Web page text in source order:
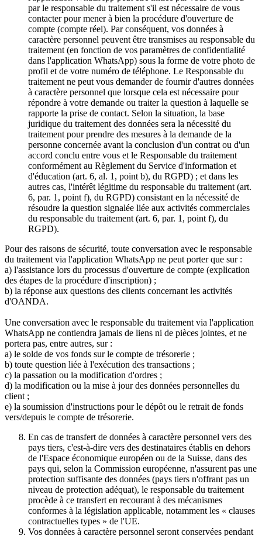
par le responsable du traitement s'il est nécessaire de vous
contacter pour mener à bien la procédure d'ouverture de
compte (compte réel). Par conséquent, vos données à
caractère personnel peuvent être transmises au responsable du
traitement (en fonction de vos paramètres de confidentialité
dans l'application WhatsApp) sous la forme de votre photo de
profil et de votre numéro de téléphone. Le Responsable du
traitement ne peut vous demander de fournir d'autres données
à caractère personnel que lorsque cela est nécessaire pour
répondre à votre demande ou traiter la question à laquelle se
rapporte la prise de contact. Selon la situation, la base
juridique du traitement des données sera la nécessité du
traitement pour prendre des mesures à la demande de la
personne concernée avant la conclusion d'un contrat ou d'un
accord conclu entre vous et le Responsable du traitement
conformément au Règlement du Service d'information et
d'éducation (art. 6, al. 1, point b), du RGPD) ; et dans les
autres cas, l'intérêt légitime du responsable du traitement (art.
6, par. 1, point f), du RGPD) consistant en la nécessité de
résoudre la question signalée liée aux activités commerciales
du responsable du traitement (art. 6, par. 1, point f), du
RGPD).
Pour des raisons de sécurité, toute conversation avec le responsable
du traitement via l'application WhatsApp ne peut porter que sur :
a) l'assistance lors du processus d'ouverture de compte (explication
des étapes de la procédure d'inscription) ;
b) la réponse aux questions des clients concernant les activités
d'OANDA.
Une conversation avec le responsable du traitement via l'application
WhatsApp ne contiendra jamais de liens ni de pièces jointes, et ne
portera pas, entre autres, sur :
a) le solde de vos fonds sur le compte de trésorerie ;
b) toute question liée à l'exécution des transactions ;
c) la passation ou la modification d'ordres ;
d) la modification ou la mise à jour des données personnelles du
client ;
e) la soumission d'instructions pour le dépôt ou le retrait de fonds
vers/depuis le compte de trésorerie.
En cas de transfert de données à caractère personnel vers des
pays tiers, c'est-à-dire vers des destinataires établis en dehors
de l'Espace économique européen ou de la Suisse, dans des
pays qui, selon la Commission européenne, n'assurent pas une
protection suffisante des données (pays tiers n'offrant pas un
niveau de protection adéquat), le responsable du traitement
procède à ce transfert en recourant à des mécanismes
conformes à la législation applicable, notamment les « clauses
contractuelles types » de l'UE.
Vos données à caractère personnel seront conservées pendant